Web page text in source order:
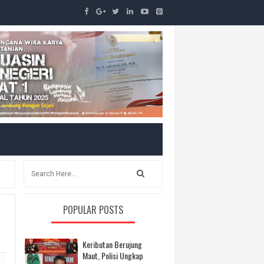
POPULAR POSTS
Keributan Berujung
Maut, Polisi Ungkap